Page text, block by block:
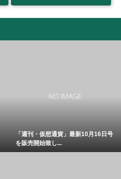
「週刊・仮想通貨」最新10月16日号
を販売開始致し...